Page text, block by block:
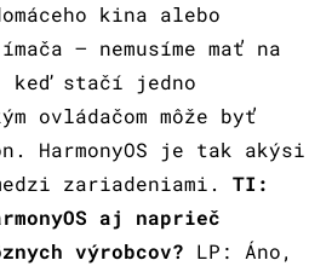
kina alebo
– nemusíme mať na
stačí jedno
ovládačom môže byť
HarmonyOS je tak akýsi
zariadeniami. TI:
aj naprieč
výrobcov? LP: Áno,